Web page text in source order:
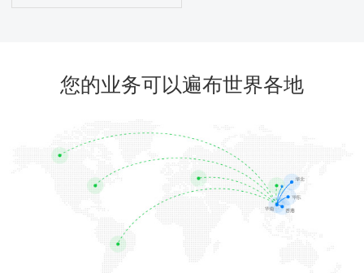
您的业务可以遍布世界各地